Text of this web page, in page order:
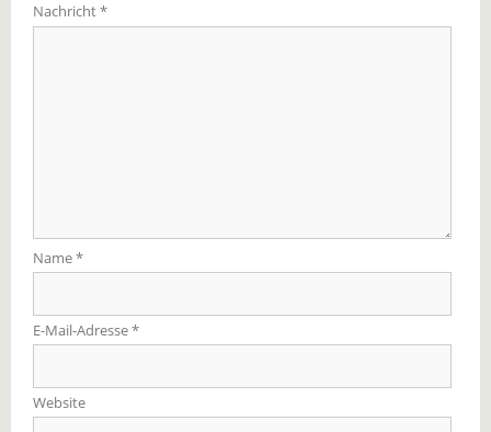
Nachricht*
Name*
E-Mail-Adresse*
Website